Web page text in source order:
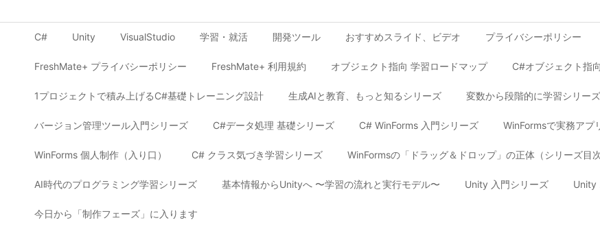
C# Unity VisualStudio 学習・就活 開発ツール おすすめスライド、ビデオ プライバシーポリシー
FreshMate+ プライバシーポリシー FreshMate+ 利用規約 オブジェクト指向 学習ロードマップ C#オブジェクト指
1プロジェクトで積み上げるC#基礎トレーニング設計 生成AIと教育、もっと知るシリーズ 変数から段階的に学習シリーズ
バージョン管理ツール入門シリーズ C#データ処理 基礎シリーズ C# WinForms 入門シリーズ WinFormsで実務アプ
WinForms 個人制作（入り口） C# クラス気づき学習シリーズ WinFormsの「ドラッグ＆ドロップ」の正体（シリーズ目次
AI時代のプログラミング学習シリーズ 基本情報からUnityへ 〜学習の流れと実行モデル〜 Unity 入門シリーズ Unity
今日から「制作フェーズ」に入ります